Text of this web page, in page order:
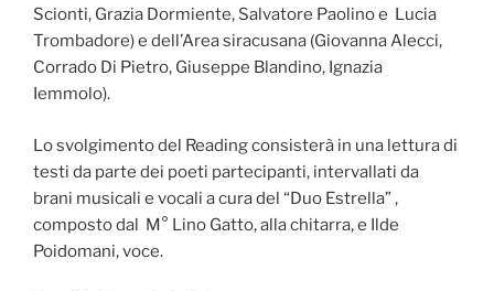
Scionti, Grazia Dormiente, Salvatore Paolino e Lucia
Trombadore) e dell’Area siracusana (Giovanna Alecci,
Corrado Di Pietro, Giuseppe Blandino, Ignazia
Iemmolo).
Lo svolgimento del Reading consisterà in una lettura di
testi da parte dei poeti partecipanti, intervallati da
brani musicali e vocali a cura del “Duo Estrella” ,
composto dal M° Lino Gatto, alla chitarra, e Ilde
Poidomani, voce.